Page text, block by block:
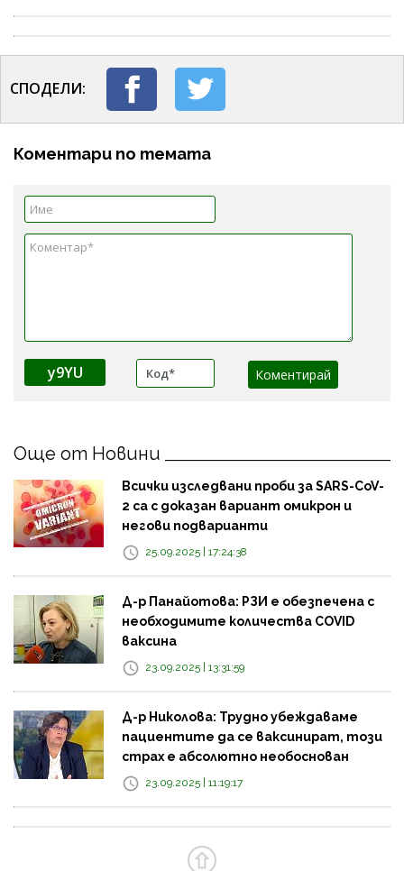
СПОДЕЛИ:
Коментари по темата
y9YU
Още от Новини
Всички изследвани проби за SARS-CoV-
2 са с доказан вариант омикрон и
негови подварианти
25.09.2025 | 17:24:38
Д-р Панайотова: РЗИ е обезпечена с
необходимите количества COVID
ваксина
23.09.2025 | 13:31:59
Д-р Николова: Трудно убеждаваме
пациентите да се ваксинират, този
страх е абсолютно необоснован
23.09.2025 | 11:19:17